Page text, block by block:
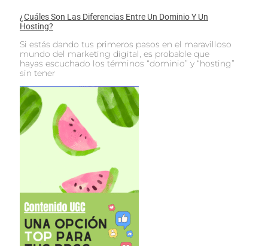
¿Cuáles Son Las Diferencias Entre Un Dominio Y Un
Hosting?
Si estás dando tus primeros pasos en el maravilloso
mundo del marketing digital, es probable que
hayas escuchado los términos “dominio” y “hosting”
sin tener